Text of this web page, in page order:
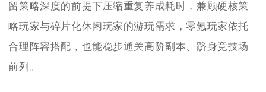
留策略深度的前提下压缩重复养成耗时，兼顾硬核策
略玩家与碎片化休闲玩家的游玩需求，零氪玩家依托
合理阵容搭配，也能稳步通关高阶副本、跻身竞技场
前列。